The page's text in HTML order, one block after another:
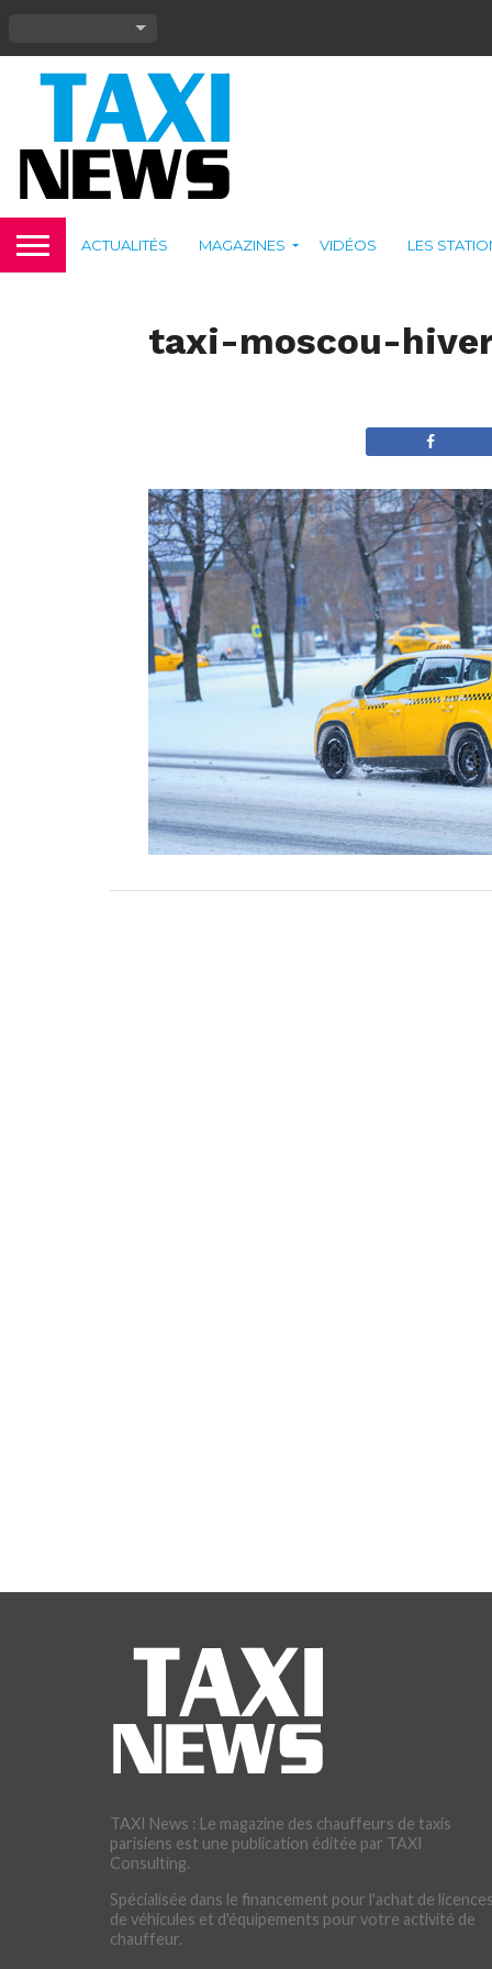
ACTUALITÉS MAGAZINES VIDÉOS LES
taxi-moscou-
TAXI News : Le magazine des chauffeurs de taxis
parisiens est une publication éditée par TAXI
Consulting.
Spécialisée dans le financement pour l'achat de
de véhicules et d'équipements pour votre activité de
chauffeur.